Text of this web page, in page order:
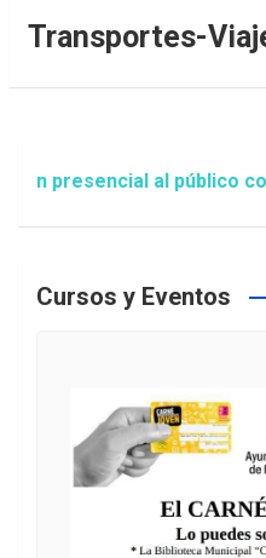
Transportes-
presencial al público con
Cursos y Eventos